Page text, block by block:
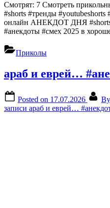
Смотрят: 7 Смотреть
#shorts #тренды
онлайн АНЕКДОТ ДНЯ #shorts
#анекдоты #смех 2025 в
Приколы
араб и еврей…
Posted on 17.07.2026 By
записи араб и еврей…